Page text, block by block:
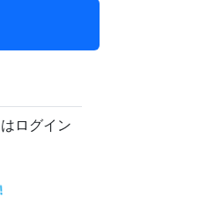
ログイン